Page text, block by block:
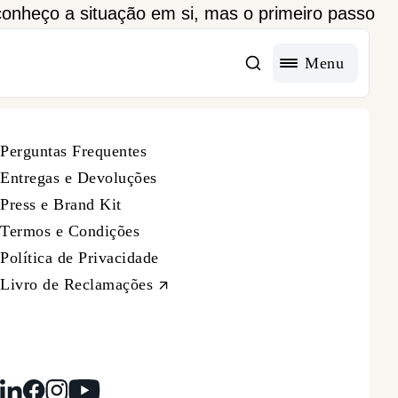
Menu
a situação em si, mas o primeiro passo
cheguei a engravidar naturalmente sem
Perguntas Frequentes
Entregas e Devoluções
Press e Brand Kit
Termos e Condições
Política de Privacidade
Livro de Reclamações